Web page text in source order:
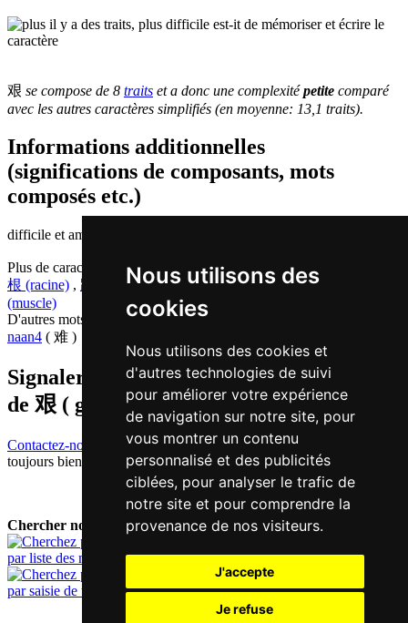
Nous utilisons des
cookies
Nous utilisons des cookies et
d'autres technologies de suivi
pour améliorer votre expérience
de navigation sur notre site, pour
vous montrer un contenu
personnalisé et des publicités
ciblées, pour analyser le trafic de
notre site et pour comprendre la
provenance de nos visiteurs.
J'accepte
Je refuse
艰 se compose de 8 traits et a donc une complexitépetite comparé
avec les autres caractères simplifiés (en moyenne: 13,1 traits).
Informations additionnelles
(significations de composants, mots
composés etc.)
difficile et amer | lourd
Plus de caractères qui se prononcentgan1 en chinois
根 (racine) , 跟 (avec) , 巾 (essuie-mains), 斤 (chicanier)
(muscle)
D'autres mots qui signifientdifficile en chinois
naan4 ( 难 )
Signaler traduction fausse ou manquante
de 艰 ( gan / gan1 )
Contactez-nous!
Votre feedback et critique constructive seront
toujours bienvenus.
Chercher nouveau mot:
par liste des mots
par saisie de texte